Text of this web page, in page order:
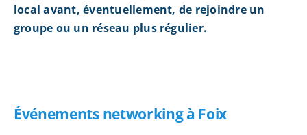
local avant, éventuellement, de rejoindre un
groupe ou un réseau plus régulier.
Événements networking à Foix